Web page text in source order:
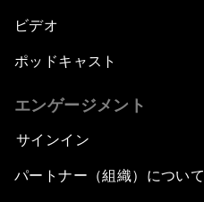
ビデオ
ポッドキャスト
エンゲージメント
サインイン
パートナー（組織）について